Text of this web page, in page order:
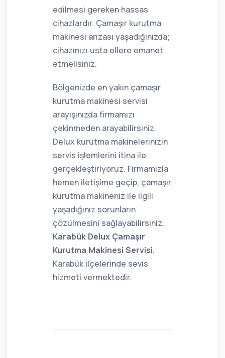
edilmesi gereken hassas
cihazlardır. Çamaşır kurutma
makinesi arızası yaşadığınızda;
cihazınızı usta ellere emanet
etmelisiniz.
Bölgenizde en yakın çamaşır
kurutma makinesi servisi
arayışınızda firmamızı
çekinmeden arayabilirsiniz.
Delux kurutma makinelerinizin
servis işlemlerini itina ile
gerçekleştiriyoruz. Firmamızla
hemen iletişime geçip, çamaşır
kurutma makineniz ile ilgili
yaşadığınız sorunların
çözülmesini sağlayabilirsiniz.
Karabük Delux Çamaşır
Kurutma Makinesi Servisi,
Karabük ilçelerinde sevis
hizmeti vermektedir.